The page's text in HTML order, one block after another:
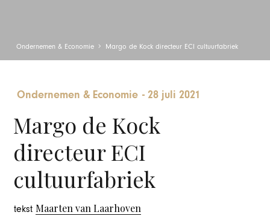
Ondernemen & Economie Margo de Kock directeur ECI cultuurfabriek
Ondernemen & Economie -28 juli 2021
Margo de Kock
directeur ECI
cultuurfabriek
tekst Maarten van Laarhoven